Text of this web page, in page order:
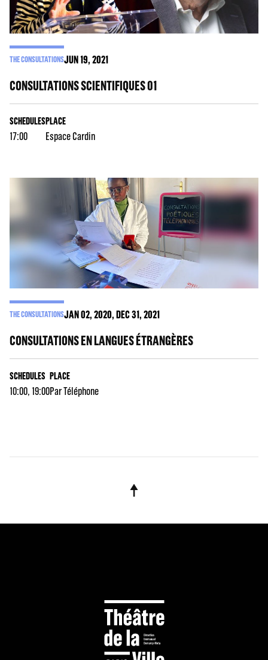
THE CONSULTATIONSJUN19, 2021
CONSULTATIONS SCIENTIFIQUES 01
SCHEDULES
17:00
PLACE
Espace Cardin
THE CONSULTATIONSJAN02, 2020, DEC31, 2021
CONSULTATIONS EN LANGUES ÉTRANGÈRES
SCHEDULES
10:00, 19:00
PLACE
Par Téléphone